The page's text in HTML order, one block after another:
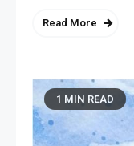
Read More
1 MIN READ